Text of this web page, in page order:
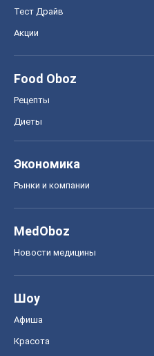
Тест Драйв
Акции
Food Oboz
Рецепты
Диеты
Экономика
Рынки и компании
MedOboz
Новости медицины
Шоу
Афиша
Красота